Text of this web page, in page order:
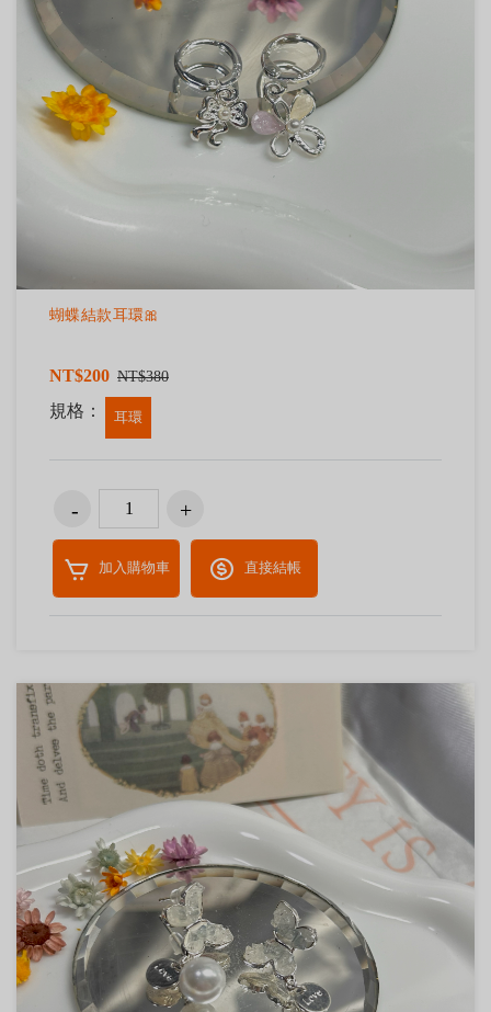
蝴蝶結款耳環🎀
NT$200 NT$380
規格： 耳環
加入購物車 直接結帳